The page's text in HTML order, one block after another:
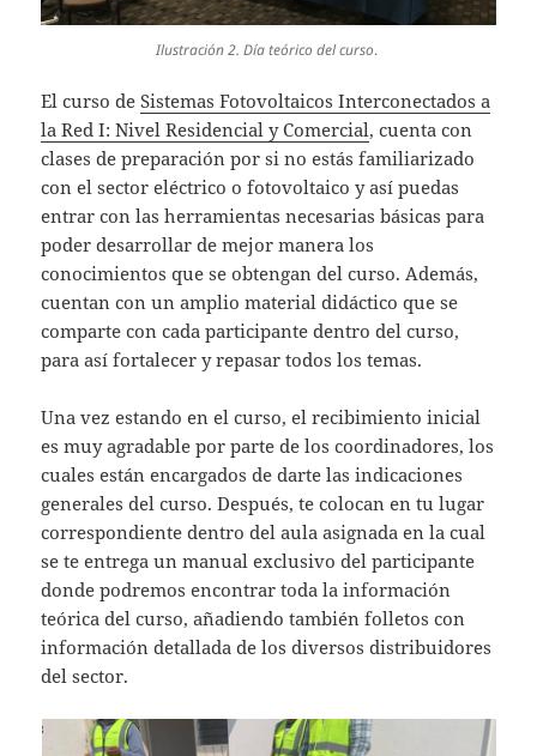
Ilustración 2. Día teórico del curso.
El curso deSistemas Fotovoltaicos Interconectados a
la Red I: Nivel Residencial y Comercial, cuenta con
clases de preparación por si no estás familiarizado
con el sector eléctrico o fotovoltaico y así puedas
entrar con las herramientas necesarias básicas para
poder desarrollar de mejor manera los
conocimientos que se obtengan del curso. Además,
cuentan con un amplio material didáctico que se
comparte con cada participante dentro del curso,
para así fortalecer y repasar todos los temas.
Una vez estando en el curso, el recibimiento inicial
es muy agradable por parte de los coordinadores, los
cuales están encargados de darte las indicaciones
generales del curso. Después, te colocan en tu lugar
correspondiente dentro del aula asignada en la cual
se te entrega un manual exclusivo del participante
donde podremos encontrar toda la información
teórica del curso, añadiendo también folletos con
información detallada de los diversos distribuidores
del sector.